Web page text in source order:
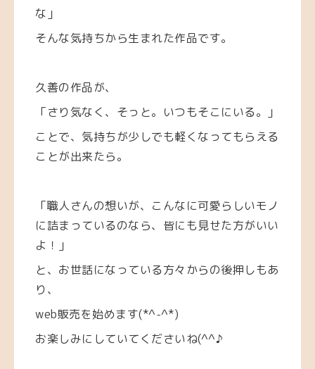
な」
そんな気持ちから生まれた作品です。
久善の作品が、
「さり気なく、そっと。いつもそこにいる。」
ことで、気持ちが少しでも軽くなってもらえる
ことが出来たら。
「職人さんの想いが、こんなに可愛らしいモノ
に詰まっているのなら、皆にも見せた方がいい
よ！」
と、お世話になっている方々からの後押しもあ
り、
web販売を始めます(*^-^*)
お楽しみにしていてくださいね(^^♪